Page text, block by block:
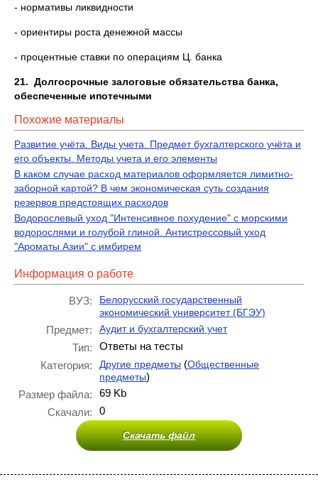
- нормативы ликвидности
- ориентиры роста денежной массы
- процентные ставки по операциям Ц. банка
21. Долгосрочные залоговые обязательства банка,
обеспеченные ипотечными
Похожие материалы
Развитие учёта. Виды учета. Предмет бухгалтерского учёта и
его объекты. Методы учета и его элементы
В каком случае расход материалов оформляется лимитно-
заборной картой? В чем экономическая суть создания
резервов предстоящих расходов
Водорослевый уход "Интенсивное похудение" с морскими
водорослями и голубой глиной. Антистрессовый уход
"Ароматы Азии" с имбирем
Информация о работе
ВУЗ:
Белорусский государственный
экономический университет (БГЭУ)
Предмет: Аудит и бухгалтерский учет
Тип:
Ответы на тесты
Категория:
Другие предметы (Общественные
предметы)
Размер файла:
69 Kb
Скачали:
0
Скачать файл